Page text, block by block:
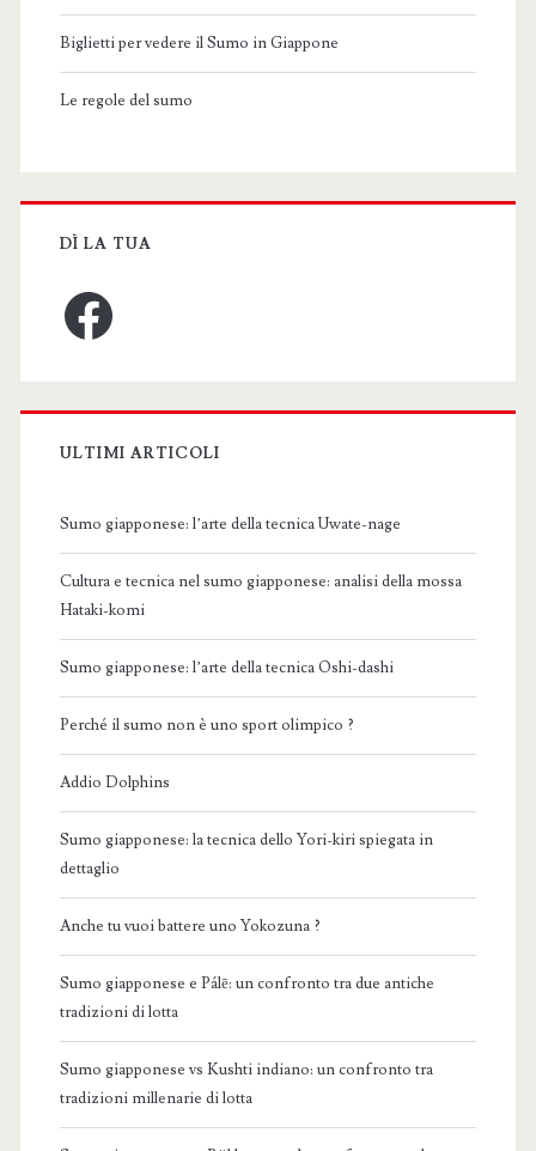
Biglietti per vedere il Sumo in Giappone
Le regole del sumo
DÌ LA TUA
Facebook
ULTIMI ARTICOLI
Sumo giapponese: l’arte della tecnica Uwate-nage
Cultura e tecnica nel sumo giapponese: analisi della mossa
Hataki-komi
Sumo giapponese: l’arte della tecnica Oshi-dashi
Perché il sumo non è uno sport olimpico ?
Addio Dolphins
Sumo giapponese: la tecnica dello Yori-kiri spiegata in
dettaglio
Anche tu vuoi battere uno Yokozuna ?
Sumo giapponese e Pálē: un confronto tra due antiche
tradizioni di lotta
Sumo giapponese vs Kushti indiano: un confronto tra
tradizioni millenarie di lotta